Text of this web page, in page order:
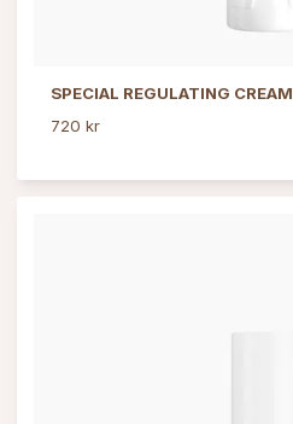
SPECIAL REGULATING CREAM
720 kr